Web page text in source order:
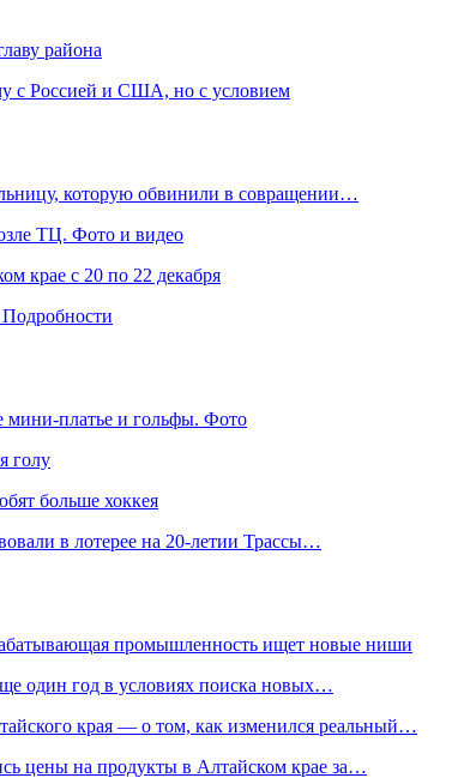
района
с Россией и США, но с условием
которую обвинили в совращении…
ТЦ. Фото и видео
крае с 20 по 22 декабря
мини-платье и гольфы. Фото
голу
больше хоккея
в лотерее на 20-летии Трассы…
промышленность ищет новые ниши
один год в условиях поиска новых…
края — о том, как изменился реальный…
цены на продукты в Алтайском крае за…